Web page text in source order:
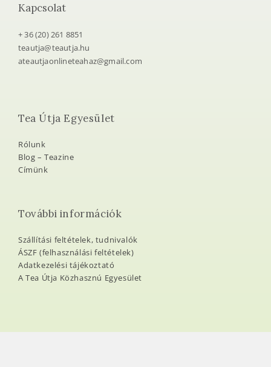
Kapcsolat
+ 36 (20) 261 8851
teautja@teautja.hu
ateautjaonlineteahaz@gmail.com
Tea Útja Egyesület
Rólunk
Blog – Teazine
Címünk
További információk
Szállítási feltételek, tudnivalók
ÁSZF (felhasználási feltételek)
Adatkezelési tájékoztató
A Tea Útja Közhasznú Egyesület